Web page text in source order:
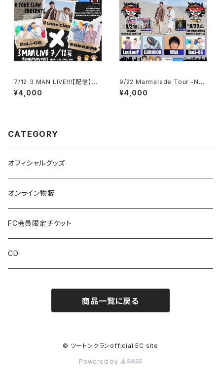
7/12 ３ MAN LIVE!!!【配信】チ
ケット※FC割引対象チケット
¥4,000
9/22 Marmalade Tour -NA
GOYA- ※FC割引対象チケット
¥4,000
CATEGORY
オフィシャルグッズ
オンライン物販
FC会員限定チケット
CD
商品一覧に戻る
© ツートンクランofficial EC site
Powered by